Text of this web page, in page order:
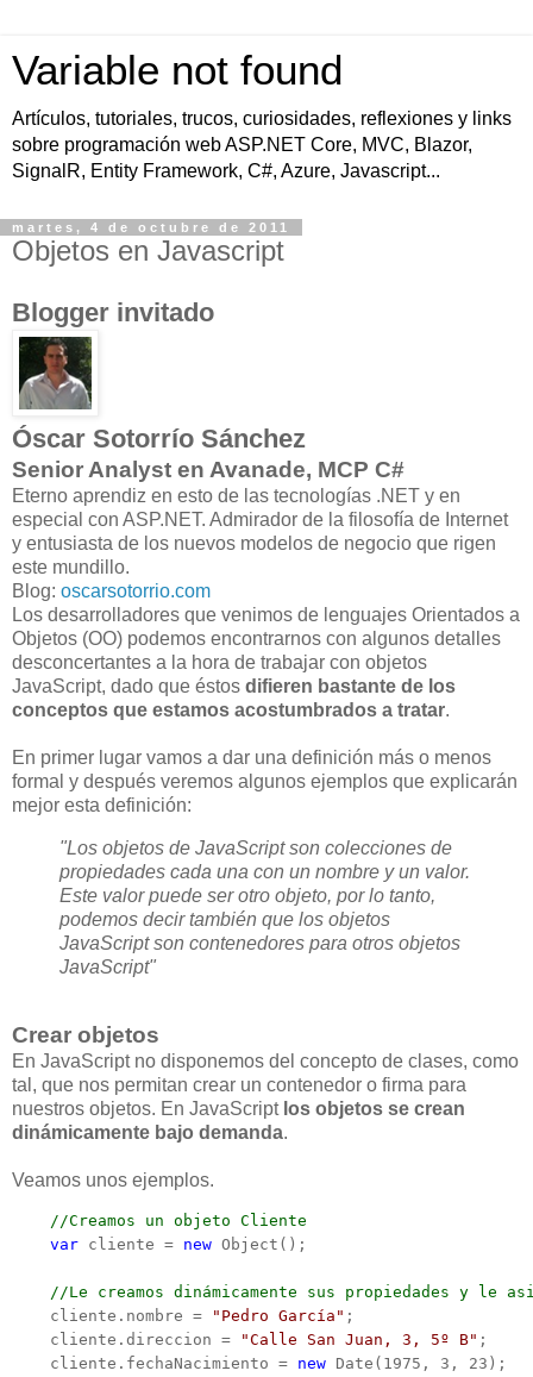
Variable not found
Artículos, tutoriales, trucos, curiosidades, reflexiones y links
sobre programación web ASP.NET Core, MVC, Blazor,
SignalR, Entity Framework, C#, Azure, Javascript...
martes, 4 de octubre de 2011
Objetos en Javascript
Blogger invitado
Óscar Sotorrío Sánchez
Senior Analyst en Avanade, MCP C#
Eterno aprendiz en esto de las tecnologías .NET y en
especial con ASP.NET. Admirador de la filosofía de Internet
y entusiasta de los nuevos modelos de negocio que rigen
este mundillo.
Blog: oscarsotorrio.com
Los desarrolladores que venimos de lenguajes Orientados a
Objetos (OO) podemos encontrarnos con algunos detalles
desconcertantes a la hora de trabajar con objetos
JavaScript, dado que éstos difieren bastante de los
conceptos que estamos acostumbrados a tratar.
En primer lugar vamos a dar una definición más o menos
formal y después veremos algunos ejemplos que explicarán
mejor esta definición:
"Los objetos de JavaScript son colecciones de
propiedades cada una con un nombre y un valor.
Este valor puede ser otro objeto, por lo tanto,
podemos decir también que los objetos
JavaScript son contenedores para otros objetos
JavaScript"
Crear objetos
En JavaScript no disponemos del concepto de clases, como
tal, que nos permitan crear un contenedor o firma para
nuestros objetos. En JavaScript los objetos se crean
dinámicamente bajo demanda.
Veamos unos ejemplos.
    //Creamos un objeto Cliente
    var
cliente = new Object();
//Le creamos dinámicamente sus propiedades y le
    cliente.nombre =
"Pedro García" ;
    cliente.direccion =
"Calle San Juan, 3, 5º B" ;
    cliente.fechaNacimiento =
new Date(1975, 3, 23);